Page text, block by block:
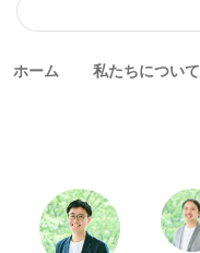
ホーム 私たちについて